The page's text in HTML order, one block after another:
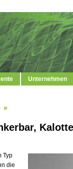
Unternehmen
Typ
die